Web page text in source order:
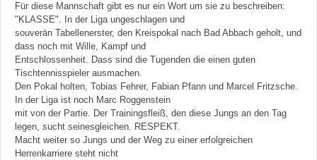
Für diese Mannschaft gibt es nur ein Wort um sie zu beschreiben:
"KLASSE". In der Liga ungeschlagen und
souverän Tabellenerster, den Kreispokal nach Bad Abbach geholt, und
dass noch mit Wille, Kampf und
Entschlossenheit. Dass sind die Tugenden die einen guten
Tischtennisspieler ausmachen.
Den Pokal holten, Tobias Fehrer, Fabian Pfann und Marcel Fritzsche.
In der Liga ist noch Marc Roggenstein
mit von der Partie. Der Trainingsfleiß, den diese Jungs an den Tag
legen, sucht seinesgleichen. RESPEKT.
Macht weiter so Jungs und der Weg zu einer erfolgreichen
Herrenkarriere steht nicht